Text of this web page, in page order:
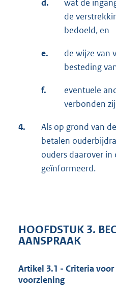
d.
wat de
de
bedoeld, en
e.
de wijze van
besteding
f.
eventuele
verbonden
4.
Als op grond van
betalen
ouders daarover in
geïnformeerd.
HOOFDSTUK 3.
AANSPRAAK
Artikel 3.1 - Criteria
voorziening